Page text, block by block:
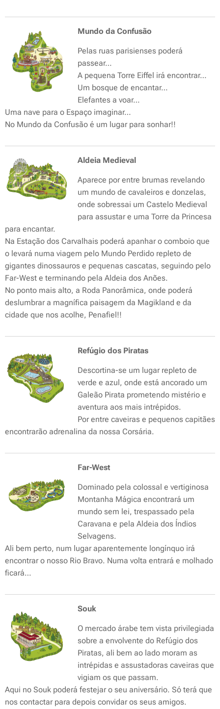
Mundo da Confusão
Pelas ruas parisienses poderá
passear…
A pequena Torre Eiffel irá encontrar…
Um bosque de encantar…
Elefantes a voar…
Uma nave para o Espaço imaginar…
No Mundo da Confusão é um lugar para sonhar!!
Aldeia Medieval
Aparece por entre brumas revelando
um mundo de cavaleiros e donzelas,
onde sobressai um Castelo Medieval
para assustar e uma Torre da Princesa
para encantar.
Na Estação dos Carvalhais poderá apanhar o comboio que
o levará numa viagem pelo Mundo Perdido repleto de
gigantes dinossauros e pequenas cascatas, seguindo pelo
Far-West e terminando pela Aldeia dos Anões.
No ponto mais alto, a Roda Panorâmica, onde poderá
deslumbrar a magnífica paisagem da Magikland e da
cidade que nos acolhe, Penafiel!!
Refúgio dos Piratas
Descortina-se um lugar repleto de
verde e azul, onde está ancorado um
Galeão Pirata prometendo mistério e
aventura aos mais intrépidos.
Por entre caveiras e pequenos capitães
encontrarão adrenalina da nossa Corsária.
Far-West
Dominado pela colossal e vertiginosa
Montanha Mágica encontrará um
mundo sem lei, trespassado pela
Caravana e pela Aldeia dos Índios
Selvagens.
Ali bem perto, num lugar aparentemente longínquo irá
encontrar o nosso Rio Bravo. Numa volta entrará e molhado
ficará…
Souk
O mercado árabe tem vista privilegiada
sobre a envolvente do Refúgio dos
Piratas, ali bem ao lado moram as
intrépidas e assustadoras caveiras que
vigiam os que passam.
Aqui no Souk poderá festejar o seu aniversário. Só terá que
nos contactar para depois convidar os seus amigos.